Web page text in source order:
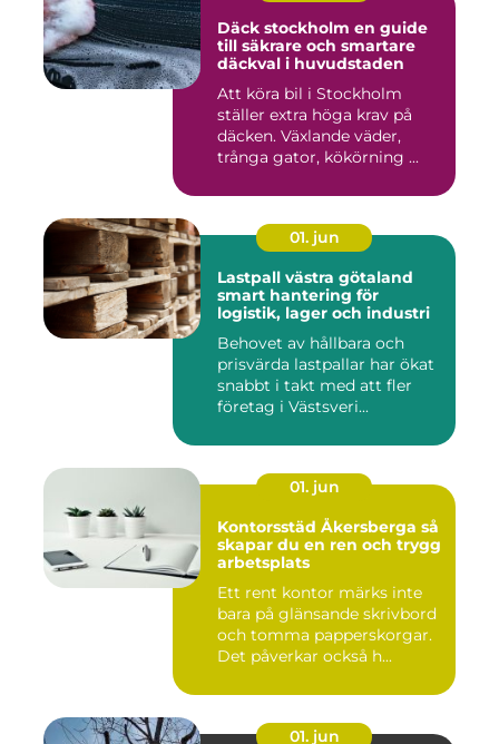
Däck stockholm en guide
till säkrare och smartare
däckval i huvudstaden
Att köra bil i Stockholm
ställer extra höga krav på
däcken. Växlande väder,
trånga gator, kökörning ...
01. jun
Lastpall västra götaland
smart hantering för
logistik, lager och industri
Behovet av hållbara och
prisvärda lastpallar har ökat
snabbt i takt med att fler
företag i Västsveri...
01. jun
Kontorsstäd Åkersberga så
skapar du en ren och trygg
arbetsplats
Ett rent kontor märks inte
bara på glänsande skrivbord
och tomma papperskorgar.
Det påverkar också h...
01. jun